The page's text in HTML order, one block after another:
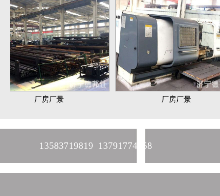
厂房厂景 厂房厂景
13583719819 13791774458